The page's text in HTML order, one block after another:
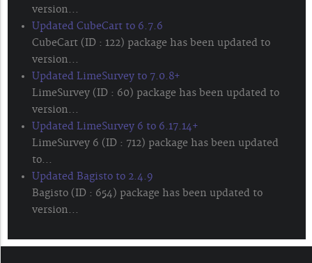
version...
Updated CubeCart to 6.7.6
CubeCart (ID : 122) package has been updated to
version...
Updated LimeSurvey to 7.0.8+
LimeSurvey (ID : 60) package has been updated to
version...
Updated LimeSurvey 6 to 6.17.14+
LimeSurvey 6 (ID : 712) package has been updated
to...
Updated Bagisto to 2.4.9
Bagisto (ID : 654) package has been updated to
version...